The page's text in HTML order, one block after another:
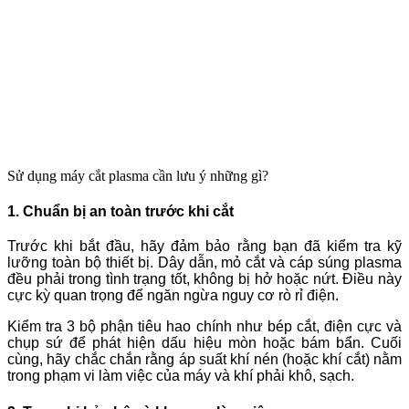
Sử dụng máy cắt plasma cần lưu ý những gì?
1. Chuẩn bị an toàn trước khi cắt
Trước khi bắt đầu, hãy đảm bảo rằng bạn đã kiểm tra kỹ
lưỡng toàn bộ thiết bị. Dây dẫn, mỏ cắt và cáp súng plasma
đều phải trong tình trạng tốt, không bị hở hoặc nứt. Điều này
cực kỳ quan trọng để ngăn ngừa nguy cơ rò rỉ điện.
Kiểm tra 3 bộ phận tiêu hao chính như bép cắt, điện cực và
chụp sứ để phát hiện dấu hiệu mòn hoặc bám bẩn. Cuối
cùng, hãy chắc chắn rằng áp suất khí nén (hoặc khí cắt) nằm
trong phạm vi làm việc của máy và khí phải khô, sạch.